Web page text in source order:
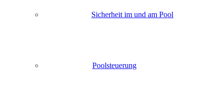
Sicherheit im und am Pool
Poolsteuerung